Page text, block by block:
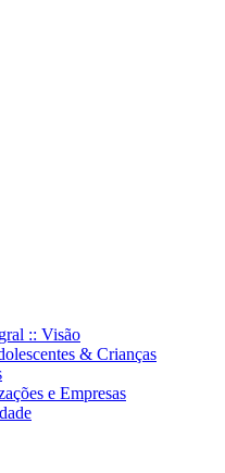
:: Visão
& Crianças
e Empresas